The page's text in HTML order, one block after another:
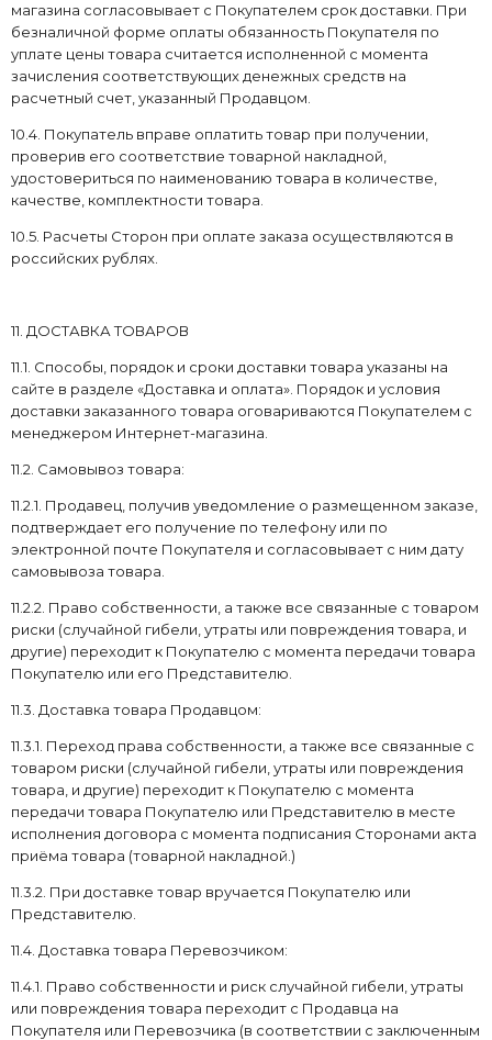
магазина согласовывает с Покупателем срок доставки. При
безналичной форме оплаты обязанность Покупателя по
уплате цены товара считается исполненной с момента
зачисления соответствующих денежных средств на
расчетный счет, указанный Продавцом.
10.4. Покупатель вправе оплатить товар при получении,
проверив его соответствие товарной накладной,
удостовериться по наименованию товара в количестве,
качестве, комплектности товара.
10.5. Расчеты Сторон при оплате заказа осуществляются в
российских рублях.
11. ДОСТАВКА ТОВАРОВ
11.1. Способы, порядок и сроки доставки товара указаны на
сайте в разделе «Доставка и оплата». Порядок и условия
доставки заказанного товара оговариваются Покупателем с
менеджером Интернет-магазина.
11.2. Самовывоз товара:
11.2.1. Продавец, получив уведомление о размещенном заказе,
подтверждает его получение по телефону или по
электронной почте Покупателя и согласовывает с ним дату
самовывоза товара.
11.2.2. Право собственности, а также все связанные с товаром
риски (случайной гибели, утраты или повреждения товара, и
другие) переходит к Покупателю с момента передачи товара
Покупателю или его Представителю.
11.3. Доставка товара Продавцом:
11.3.1. Переход права собственности, а также все связанные с
товаром риски (случайной гибели, утраты или повреждения
товара, и другие) переходит к Покупателю с момента
передачи товара Покупателю или Представителю в месте
исполнения договора с момента подписания Сторонами акта
приёма товара (товарной накладной.)
11.3.2. При доставке товар вручается Покупателю или
Представителю.
11.4. Доставка товара Перевозчиком:
11.4.1. Право собственности и риск случайной гибели, утраты
или повреждения товара переходит с Продавца на
Покупателя или Перевозчика (в соответствии с заключенным